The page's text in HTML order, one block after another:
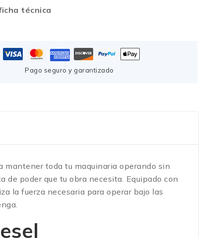
técnica
Pago seguro y garantizado
toda tu maquinaria operando sin
de poder que tu obra necesita. Equipado con
la fuerza necesaria para operar bajo las